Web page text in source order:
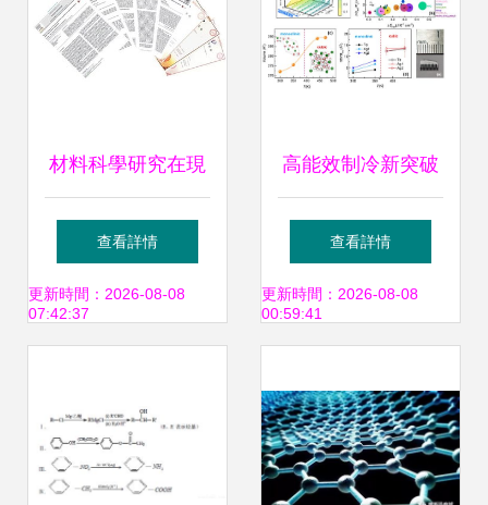
材料科學研究在現
代工程中的核心地
位與前沿探索
查看詳情
更新時間：2026-08-08
07:42:37
高能效制冷新突破
科學家發現高能量
密度壓卡制冷新材
查看詳情
更新時間：2026-08-08
00:59:41